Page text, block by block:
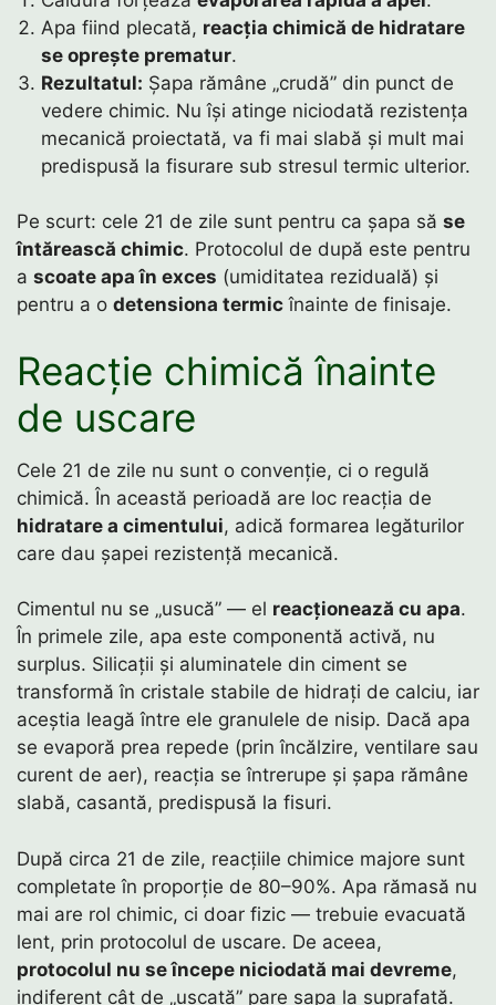
Apa fiind plecată, reacția chimică de hidratare
se oprește prematur.
Rezultatul: Șapa rămâne „crudă” din punct de
vedere chimic. Nu își atinge niciodată rezistența
mecanică proiectată, va fi mai slabă și mult mai
predispusă la fisurare sub stresul termic ulterior.
Pe scurt: cele 21 de zile sunt pentru ca șapa să se
întărească chimic. Protocolul de după este pentru
a scoate apa în exces (umiditatea reziduală) și
pentru a o detensiona termic înainte de finisaje.
Reacție chimică înainte
de uscare
Cele 21 de zile nu sunt o convenție, ci o regulă
chimică. În această perioadă are loc reacția de
hidratare a cimentului, adică formarea legăturilor
care dau șapei rezistență mecanică.
Cimentul nu se „usucă” — el reacționează cu apa.
În primele zile, apa este componentă activă, nu
surplus. Silicații și aluminatele din ciment se
transformă în cristale stabile de hidrați de calciu, iar
aceștia leagă între ele granulele de nisip. Dacă apa
se evaporă prea repede (prin încălzire, ventilare sau
curent de aer), reacția se întrerupe și șapa rămâne
slabă, casantă, predispusă la fisuri.
După circa 21 de zile, reacțiile chimice majore sunt
completate în proporție de 80–90%. Apa rămasă nu
mai are rol chimic, ci doar fizic — trebuie evacuată
lent, prin protocolul de uscare. De aceea,
protocolul nu se începe niciodată mai devreme,
indiferent cât de „uscată” pare șapa la suprafață.